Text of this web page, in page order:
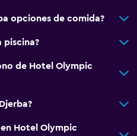
opciones de comida?
piscina?
de Hotel Olympic
Hotel Olympic